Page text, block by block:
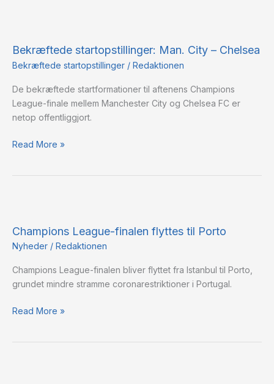
Bekræftede startopstillinger: Man. City – Chelsea
Bekræftede startopstillinger / Redaktionen
De bekræftede startformationer til aftenens Champions
League-finale mellem Manchester City og Chelsea FC er
netop offentliggjort.
Man.
City
Chelsea
Read More »
Champions League-finalen flyttes til Porto
Nyheder / Redaktionen
Champions League-finalen bliver flyttet fra Istanbul til Porto,
grundet mindre stramme coronarestriktioner i Portugal.
finalen
flyttes
Porto
Read More »